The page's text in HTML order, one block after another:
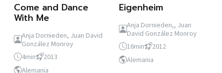
Come and Dance
With Me
Anja Dornieden, Juan David
González Monroy
4min
2013
Alemania
Eigenheim
Anja Dornieden,, Juan
David González Monroy
16min
2012
Alemania